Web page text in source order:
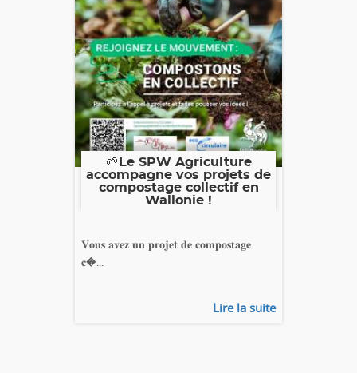
🌱Le SPW Agriculture
accompagne vos projets de
compostage collectif en
Wallonie !
𝐕𝐨𝐮𝐬 𝐚𝐯𝐞𝐳 𝐮𝐧 𝐩𝐫𝐨𝐣𝐞𝐭 𝐝𝐞 𝐜𝐨𝐦𝐩𝐨𝐬𝐭𝐚𝐠𝐞
𝐜�...
Lire la suite